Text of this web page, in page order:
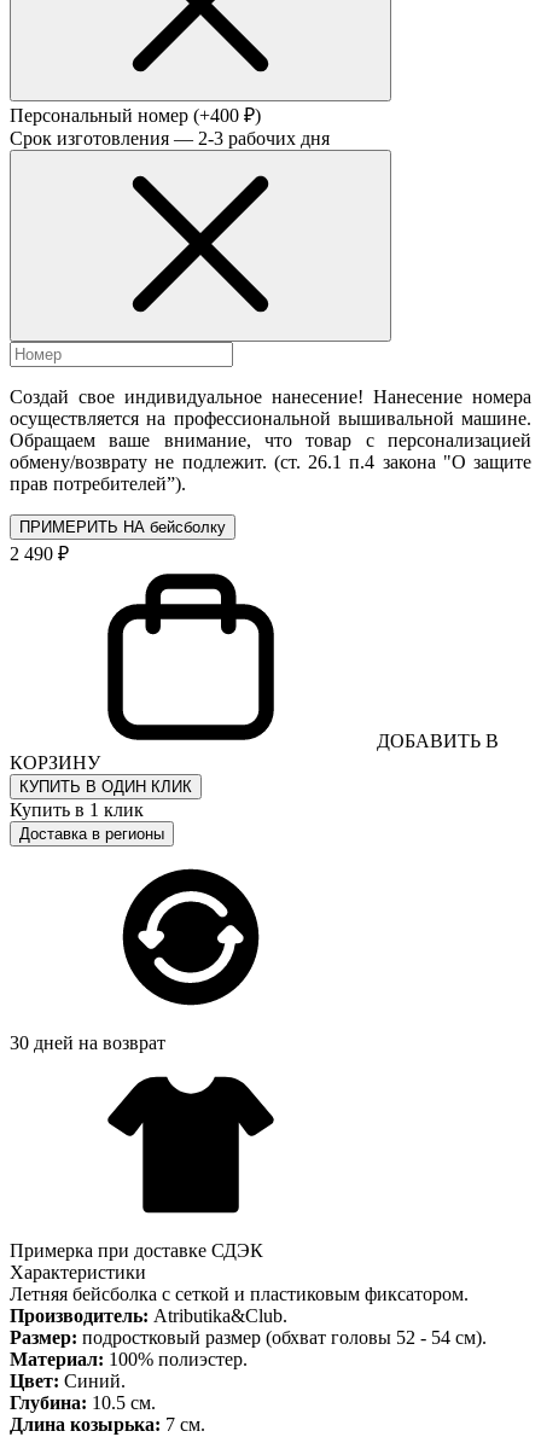
Персональный номер (+400 ₽)
Срок изготовления — 2-3 рабочих дня
Создай свое индивидуальное нанесение! Нанесение номера
осуществляется на профессиональной вышивальной машине.
Обращаем ваше внимание, что товар с персонализацией
обмену/возврату не подлежит. (ст. 26.1 п.4 закона "О защите
прав потребителей”).
ПРИМЕРИТЬ НА бейсболку
2 490 ₽
ДОБАВИТЬ В
КОРЗИНУ
КУПИТЬ В ОДИН КЛИК
Купить в 1 клик
Доставка в регионы
30 дней на возврат
Примерка при доставке СДЭК
Характеристики
Летняя бейсболка с сеткой и пластиковым фиксатором.
Производитель: Atributika&Club.
Размер: подростковый размер (обхват головы 52 - 54 см).
Материал: 100% полиэстер.
Цвет: Синий.
Глубина: 10.5 см.
Длина козырька: 7 см.